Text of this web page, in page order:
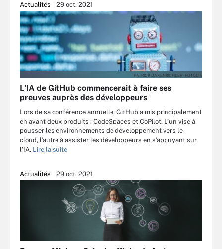
Actualités 29 oct. 2021
PATRICK DAXENBICHLER - FOTOLIA
L'IA de GitHub commencerait à faire ses
preuves auprès des développeurs
Lors de sa conférence annuelle, GitHub a mis principalement
en avant deux produits : CodeSpaces et CoPilot. L’un vise à
pousser les environnements de développement vers le
cloud, l’autre à assister les développeurs en s’appuyant sur
l’IA. Lire la suite
Actualités 29 oct. 2021